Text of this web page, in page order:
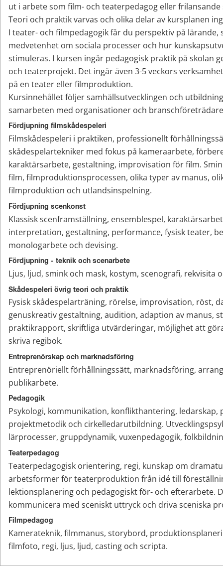
ut i arbete som film- och teaterpedagog eller frilansande
Teori och praktik varvas och olika delar av kursplanen
I teater- och filmpedagogik får du perspektiv på lärande,
medvetenhet om sociala processer och hur
stimuleras. I kursen ingår pedagogisk praktik på skolan
och teaterprojekt. Det ingår även 3-5 veckors
på en teater eller filmproduktion.
Kursinnehållet följer samhällsutvecklingen och
samarbeten med organisationer och
Fördjupning filmskådespeleri
Filmskådespeleri i praktiken, professionellt
skådespelartekniker med fokus på kameraarbete,
karaktärsarbete, gestaltning, improvisation för film.
film, filmproduktionsprocessen, olika typer av manus,
filmproduktion och utlandsinspelning.
Fördjupning scenkonst
Klassisk scenframställning, ensemblespel,
interpretation, gestaltning, performance, fysisk teater,
monologarbete och devising.
Fördjupning - teknik och scenarbete
Ljus, ljud, smink och mask, kostym, scenografi, rekvisita
Skådespeleri övrig teori och praktik
Fysisk skådespelarträning, rörelse, improvisation, röst,
genuskreativ gestaltning, audition, adaption av manus,
praktikrapport, skriftliga utvärderingar, möjlighet att
skriva regibok.
Entreprenörskap och marknadsföring
Entreprenöriellt förhållningssätt, marknadsföring,
publikarbete.
Pedagogik
Psykologi, kommunikation, konflikthantering, ledarskap,
projektmetodik och cirkelledarutbildning.
lärprocesser, gruppdynamik, vuxenpedagogik,
Teaterpedagog
Teaterpedagogisk orientering, regi, kunskap om
arbetsformer för teaterproduktion från idé till
lektionsplanering och pedagogiskt för- och efterarbete.
kommunicera med sceniskt uttryck och driva sceniska
Filmpedagog
Kamerateknik, filmmanus, storybord,
filmfoto, regi, ljus, ljud, casting och scripta.